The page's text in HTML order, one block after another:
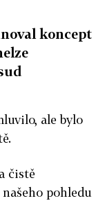
koncept
ale bylo
čistě
pohledu